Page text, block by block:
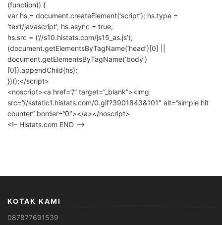
(function() {
var hs = document.createElement(‘script’); hs.type =
‘text/javascript’; hs.async = true;
hs.src = (‘//s10.histats.com/js15_as.js’);
(document.getElementsByTagName(‘head’)[0] ||
document.getElementsByTagName(‘body’)
[0]).appendChild(hs);
})();</script>
<noscript><a href=”/” target=”_blank”><img
src=”//sstatic1.histats.com/0.gif?3901843&101″ alt=”simple hit
counter” border=”0″></a></noscript>
<!– Histats.com END –>
KOTAK KAMI
087877691539